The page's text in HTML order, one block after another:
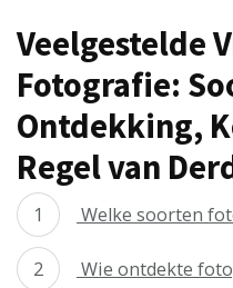
Veelgestelde
Fotografie:
Ontdekking,
Regel van
Welke soorten
Wie ontdekte